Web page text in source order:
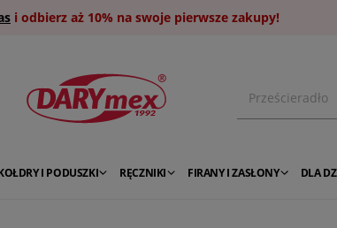
i odbierz aż 10% na swoje pierwsze zakupy!
I PODUSZKI RĘCZNIKI FIRANY I ZASŁONY DLA